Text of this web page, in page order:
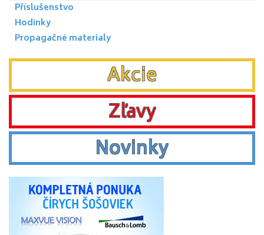
Příslušenstvo
Hodinky
Propagačné materialy
Akcie
Zľavy
Novinky